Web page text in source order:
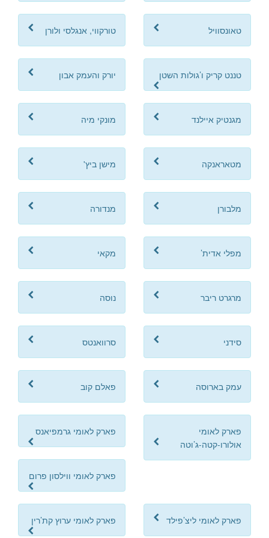
טאונסוויל טורקווי, אנגלסי ולורן
טננט קריק ו’גולות השטן יורק והעמק אבון
מגנטיק איילנד מונקי מיה
מטאראנקה מישן ביץ'
מלבורן מנדורה
מפלי אדית’ מקאי
מרגרט ריבר נוסה
סידני סרוואנטס
עמק בארוסה פאלם קוב
פארק לאומי
אולורו-קטה-ג’וטה
פארק לאומי גרמפיאנס
פארק לאומי ווילסון פרום
פארק לאומי ליצ’פילד פארק לאומי ערוץ קת’רין